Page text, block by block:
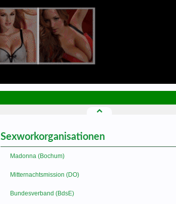
Sexworkorganisationen
Madonna (Bochum)
Mitternachtsmission (DO)
Bundesverband (BdsE)